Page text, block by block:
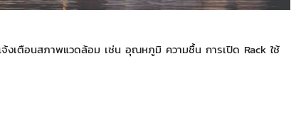
งเตือนสภาพแวดล้อม เช่น อุณหภูมิ ความชื้น การเปิด Rack ใช้